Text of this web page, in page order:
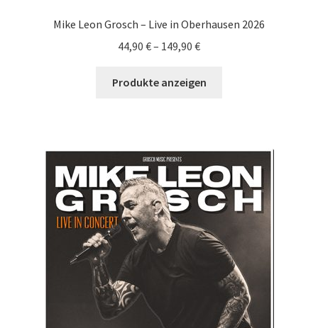
Mike Leon Grosch – Live in Oberhausen 2026
44,90 €– 149,90 €
Produkte anzeigen